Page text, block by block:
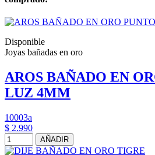
Disponible
Joyas bañadas en oro
AROS BAÑADO EN
LUZ 4MM
10003a
$ 2.990
AÑADIR